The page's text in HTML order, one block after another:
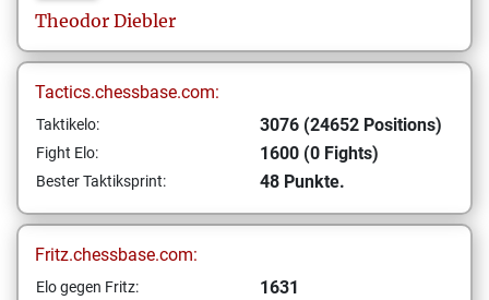
Theodor Diebler
Tactics.chessbase.com:
Taktikelo: 3076 (24652 Positions)
Fight Elo: 1600 (0 Fights)
Bester Taktiksprint: 48 Punkte.
Fritz.chessbase.com:
Elo gegen Fritz: 1631